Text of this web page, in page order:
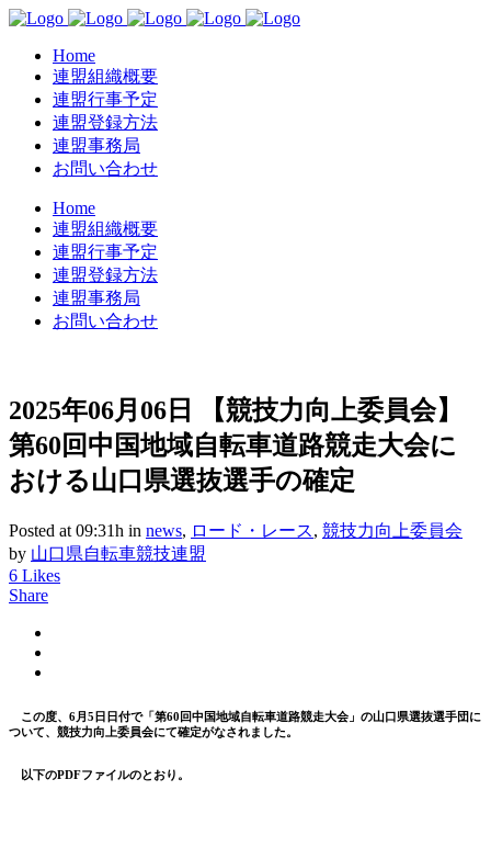
Home
連盟組織概要
連盟行事予定
連盟登録方法
連盟事務局
お問い合わせ
Home
連盟組織概要
連盟行事予定
連盟登録方法
連盟事務局
お問い合わせ
2025年06月06日
【競技力向上委員会】
第60回中国地域自転車道路競走大会に
おける山口県選抜選手の確定
Posted at 09:31h in news, ロード・レース, 競技力向上委員会
by 山口県自転車競技連盟
6 Likes
Share
この度、6月5日日付で「第60回中国地域自転車道路競走大会」の山口県選抜選手団に
ついて、競技力向上委員会にて確定がなされました。
以下のPDFファイルのとおり。